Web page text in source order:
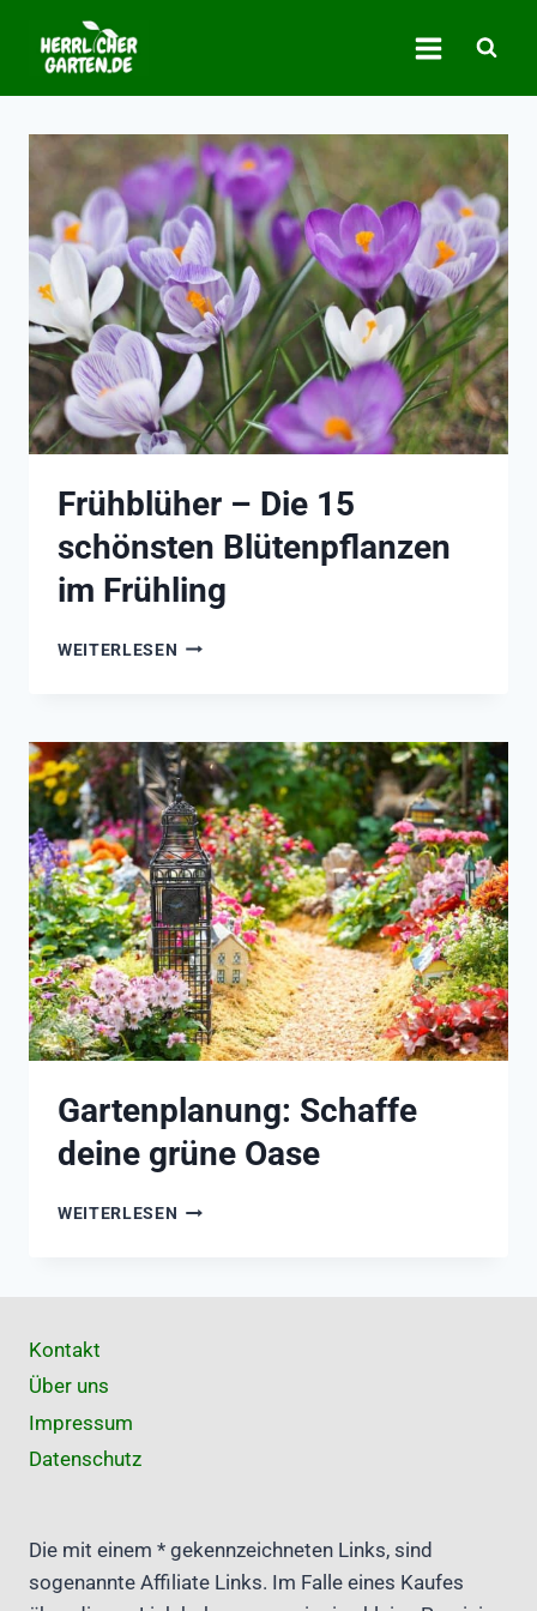
Inhalt
springen
Frühblüher – Die 15
schönsten Blütenpflanzen
im Frühling
WEITERLESEN FRÜHBLÜHER
SCHÖNSTEN
BLÜTENPFLANZEN
IM
FRÜHLING
Gartenplanung: Schaffe
deine grüne Oase
WEITERLESEN GARTENPLANUNG:
Kontakt
Über uns
Impressum
Datenschutz
Die mit einem * gekennzeichneten Links, sind
sogenannte Affiliate Links. Im Falle eines Kaufes